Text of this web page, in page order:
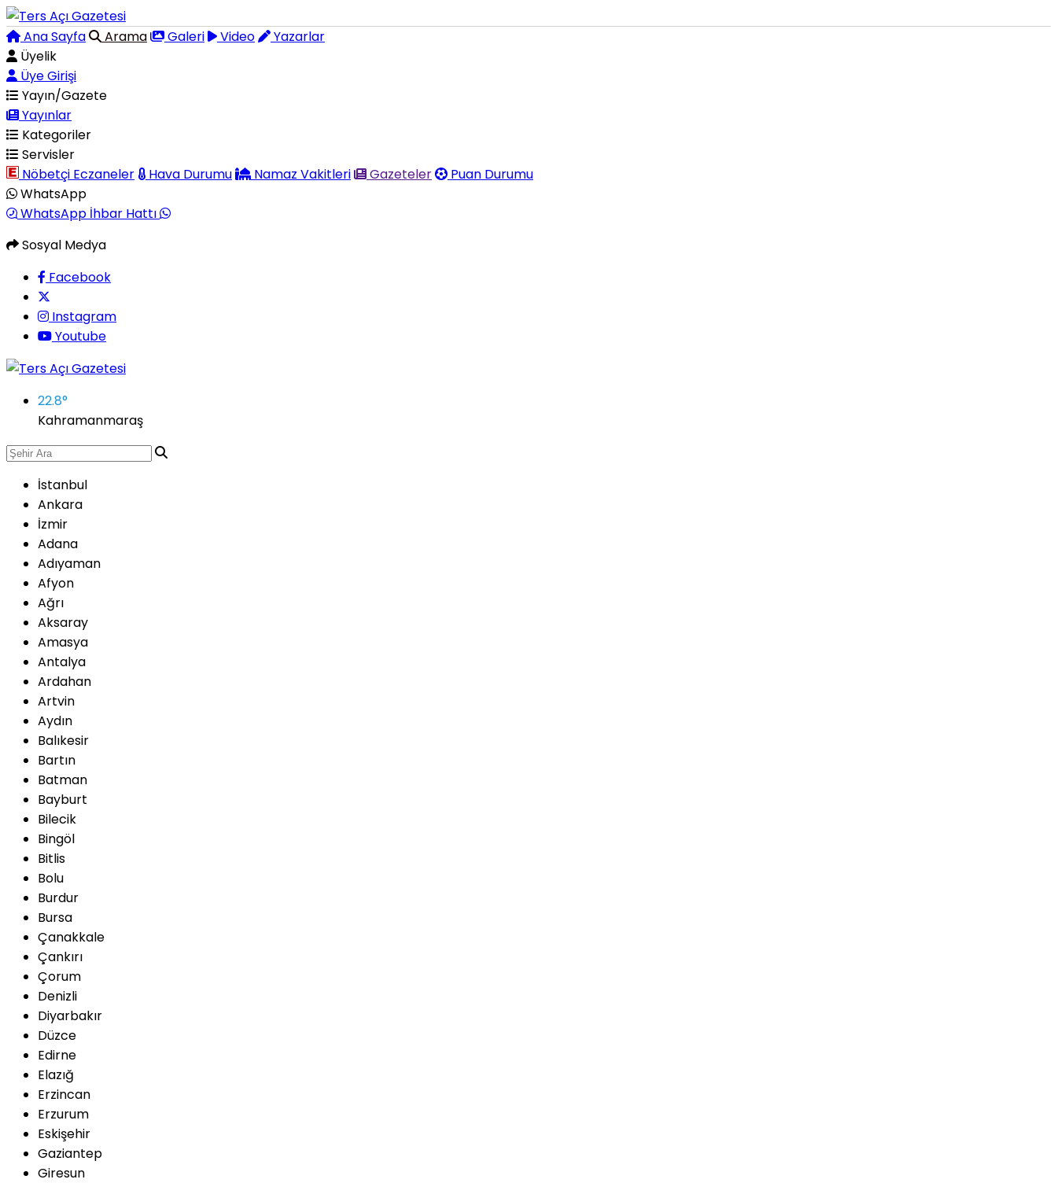
Ana Sayfa Arama Galeri Video
Yazarlar
Üyelik
Üye Girişi
Yayın/Gazete
Yayınlar
Kategoriler
Servisler
Nöbetçi Eczaneler
Hava Durumu Namaz Vakitleri Gazeteler
Puan Durumu
WhatsApp
WhatsApp İhbar Hattı
Sosyal Medya
Facebook
Instagram
Youtube
22.8°
Kahramanmaraş
İstanbul
Ankara
İzmir
Adana
Adıyaman
Afyon
Ağrı
Aksaray
Amasya
Antalya
Ardahan
Artvin
Aydın
Balıkesir
Bartın
Batman
Bayburt
Bilecik
Bingöl
Bitlis
Bolu
Burdur
Bursa
Çanakkale
Çankırı
Çorum
Denizli
Diyarbakır
Düzce
Edirne
Elazığ
Erzincan
Erzurum
Eskişehir
Gaziantep
Giresun